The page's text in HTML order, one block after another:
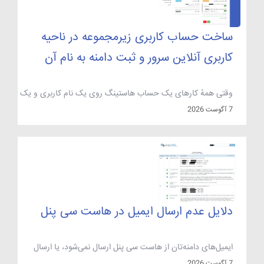
ساخت حساب کاربری زیرمجموعه در ناحیه
کاربری آنلاین سرور و ثبت دامنه به نام آن
وقتی همهٔ کارهای یک حساب هاستینگ روی یک نام کاربری و یک
رمز عبور جمع شده باشد، دیر یا زود به دردسر می‌خورید: حسابدار
وارد پنل شود به همه‌چیز دسترسی […]
7 آگوست 2026
دلایل عدم ارسال ایمیل در هاست سی پنل
ایمیل‌های دامنه‌تان از هاست سی پنل ارسال نمی‌شود، یا ارسال